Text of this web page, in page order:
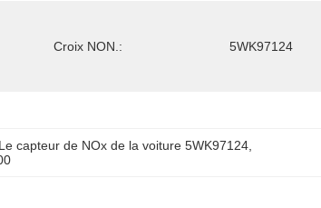
Croix NON.: 5WK97124
Le capteur de NOx de la voiture 5WK97124